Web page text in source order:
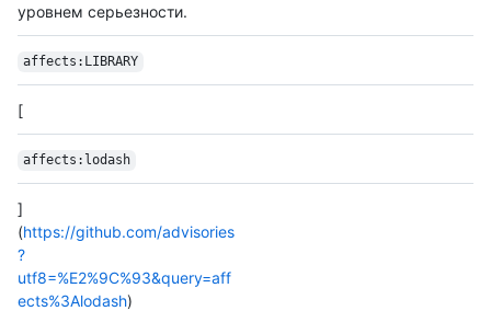
уровнем серьезности.
affects:LIBRARY
[
affects:lodash
]
(https://github.com/advisories
?
utf8=%E2%9C%93&query=aff
ects%3Alodash)